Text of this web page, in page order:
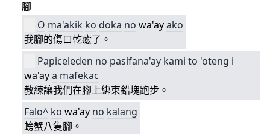
腳
O ma'akik ko doka no wa'ayako
我腳的傷口乾癒了。
Papiceleden no pasifana'ay kami to 'oteng i
wa'aya mafekac
教練讓我們在腳上綁束鉛塊跑步。
Falo^ ko wa'ay no kalang
螃蟹八隻腳。